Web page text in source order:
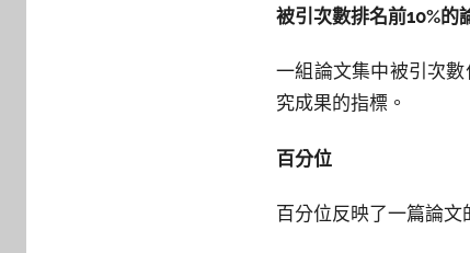
被引次數排名前10%的
一組論文集中被引次
究成果的指標。
百分位
百分位反映了一篇論文